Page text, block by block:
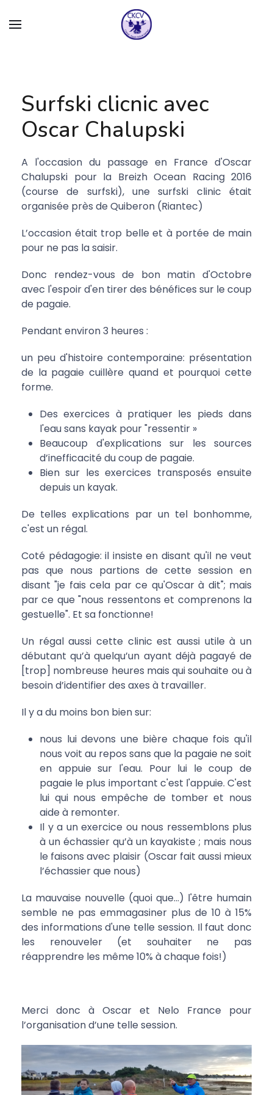
Surfski clicnic avec
Oscar Chalupski
A l'occasion du passage en France d'Oscar
Chalupski pour la Breizh Ocean Racing 2016
(course de surfski), une surfski clinic était
organisée près de Quiberon (Riantec)
L’occasion était trop belle et à portée de main
pour ne pas la saisir.
Donc rendez-vous de bon matin d'Octobre
avec l'espoir d'en tirer des bénéfices sur le coup
de pagaie.
Pendant environ 3 heures :
un peu d'histoire contemporaine: présentation
de la pagaie cuillère quand et pourquoi cette
forme.
Desexercices à pratiquer les pieds dans
l'eau sans kayak pour "ressentir »
Beaucoup d'explications sur les sources
d’inefficacitédu coup de pagaie.
Bien sur les exercices transposés ensuite
depuis un kayak.
De telles explications par un tel bonhomme,
c'est un régal.
Coté pédagogie: il insiste en disant qu'il ne veut
pas que nous partions de cette session en
disant "je fais cela par ce qu'Oscar à dit"; mais
par ce que "nous ressentons et comprenons la
gestuelle". Et sa fonctionne!
Un régal aussi cette clinic est aussi utile à un
débutant qu’à quelqu’un ayant déjà pagayé de
[trop] nombreuse heures mais qui souhaite ou à
besoin d’identifier des axes à travailler.
Il y a du moins bon bien sur:
nous lui devons une bière chaque fois qu'il
nous voit au repos sans que la pagaie ne soit
en appuie sur l'eau. Pour lui le coup de
pagaie le plus important c'est l'appuie. C'est
lui qui nous empêche de tomber et nous
aide à remonter.
Il y a un exercice ou nous ressemblons plus
à un échassier qu’à un kayakiste ; mais nous
le faisons avec plaisir (Oscar fait aussi mieux
l’échassier que nous)
La mauvaise nouvelle (quoi que...) l'être humain
semble ne pas emmagasiner plus de 10 à 15%
des informations d'une telle session. Il faut donc
les renouveler (et souhaiter ne pas
réapprendre les même 10% à chaque fois!)
Merci donc à Oscar et Nelo France pour
l’organisation d’une telle session.